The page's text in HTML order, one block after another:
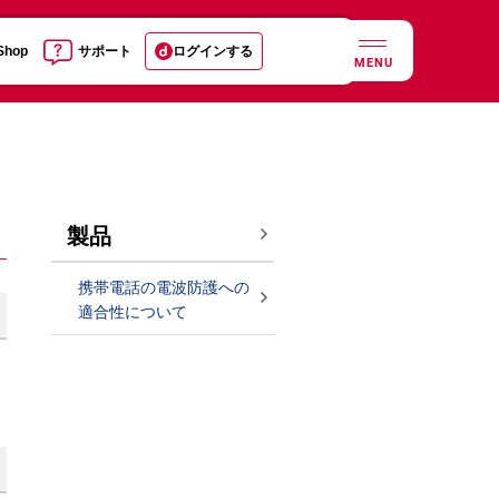
サポート ログインする
MENU
製品
携帯電話の電波防護への
適合性について